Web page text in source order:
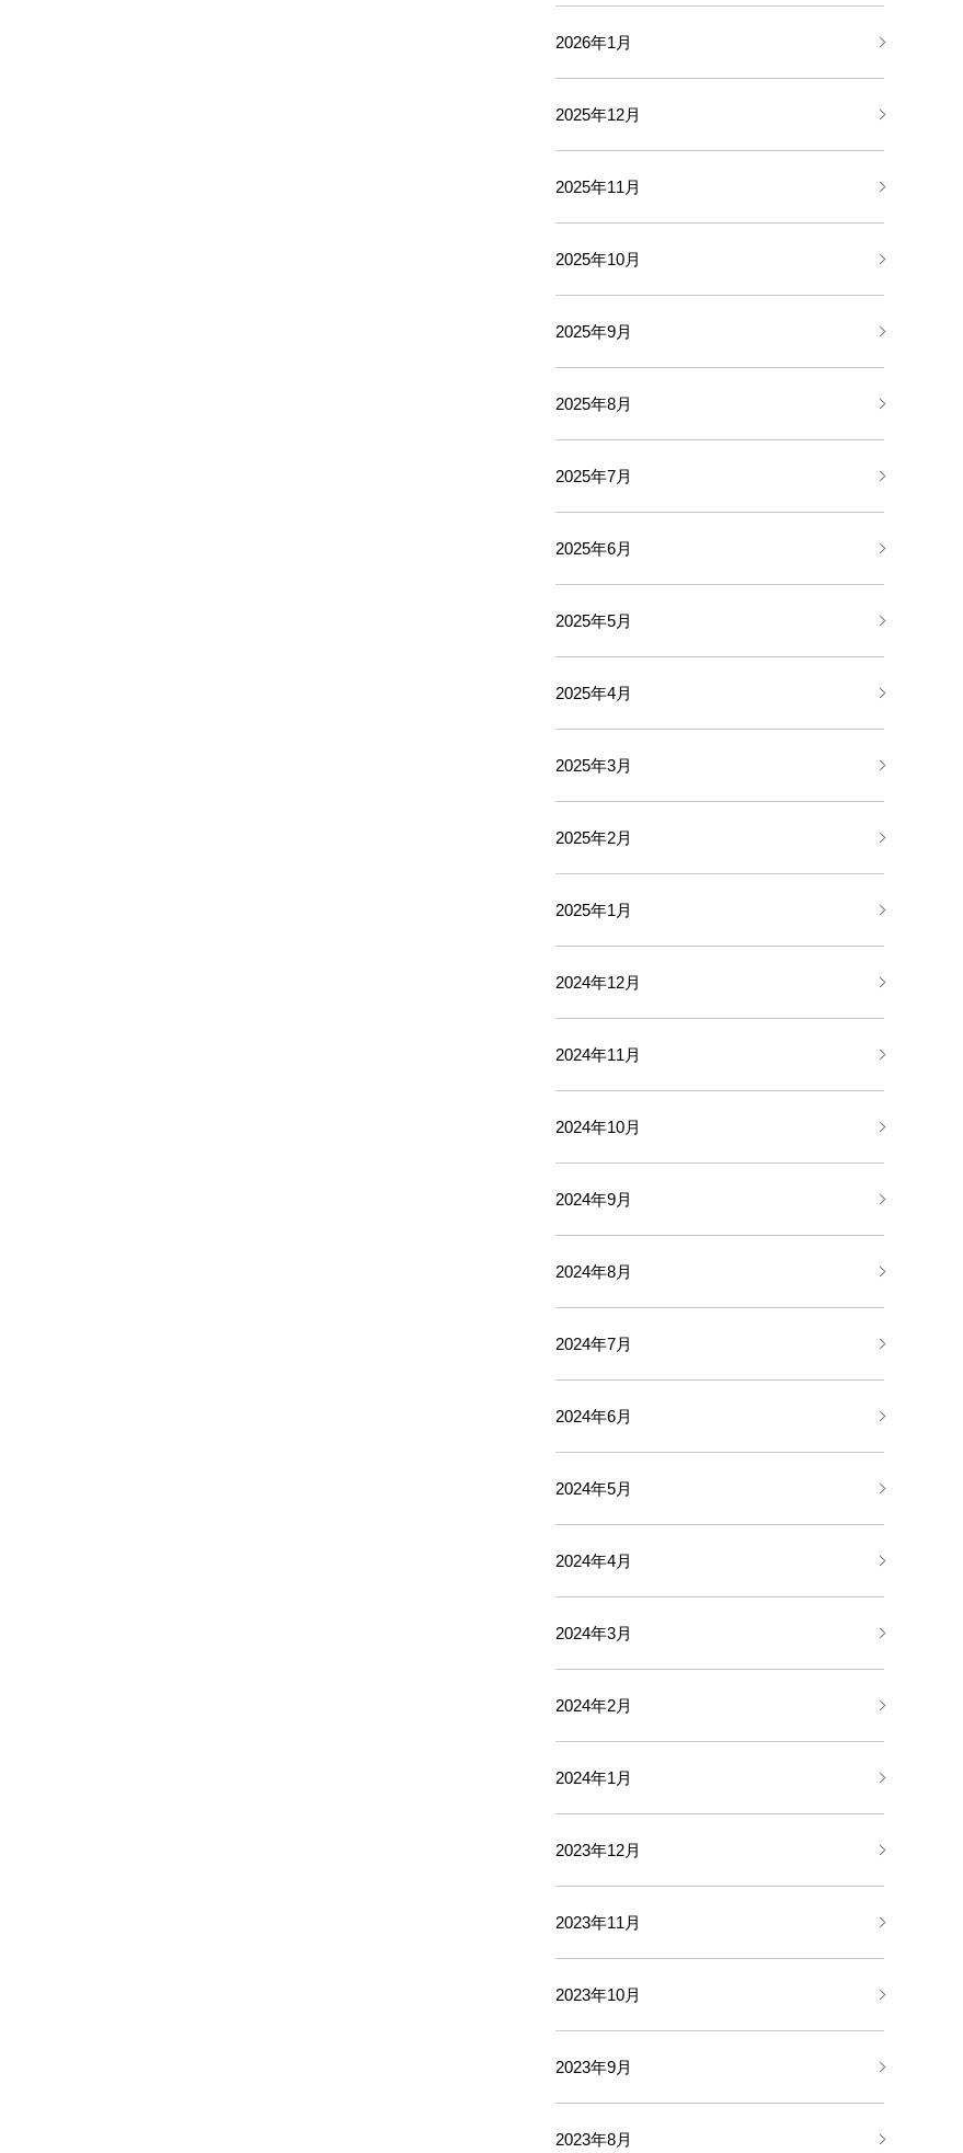
2026年1月
2025年12月
2025年11月
2025年10月
2025年9月
2025年8月
2025年7月
2025年6月
2025年5月
2025年4月
2025年3月
2025年2月
2025年1月
2024年12月
2024年11月
2024年10月
2024年9月
2024年8月
2024年7月
2024年6月
2024年5月
2024年4月
2024年3月
2024年2月
2024年1月
2023年12月
2023年11月
2023年10月
2023年9月
2023年8月